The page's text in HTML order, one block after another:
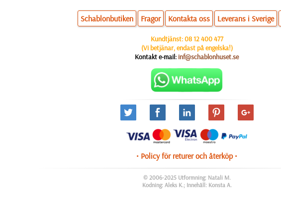
Schablonbutiken Fragor Kontakta oss Leverans i Sverige
Kundtjänst:08 12 400 477
(Vi betjänar, endast på engelska!)
Kontakt e-mail: inf@schablonhuset.se
• Policy för returer och återköp •
© 2006-2025 Utformning: Natali M.
Kodning: Aleks K.; Innehåll: Konsta A.